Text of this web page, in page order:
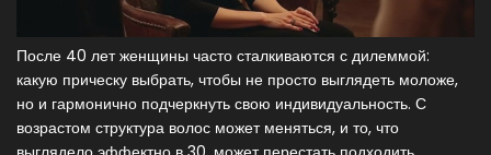
После 40 лет женщины часто сталкиваются с дилеммой:
какую прическу выбрать, чтобы не просто выглядеть моложе,
но и гармонично подчеркнуть свою индивидуальность. С
возрастом структура волос может меняться, и то, что